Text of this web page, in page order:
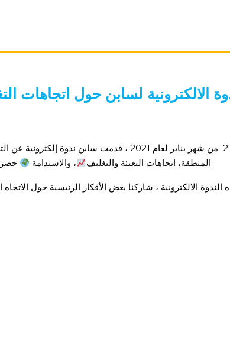
الالكترونية لسابن حول اتجاهات
المنطقة، اتجاهات التعبئة والتغليف
، والاستدامة حضرها العديد من المتخصصين في هذا المجال.
الالكترونية ، شاركنا بعض الأفكار الرئيسية حول